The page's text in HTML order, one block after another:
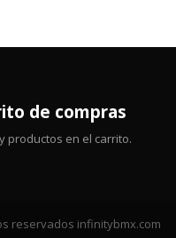
de compras
productos en el carrito.
reservados infinitybmx.com